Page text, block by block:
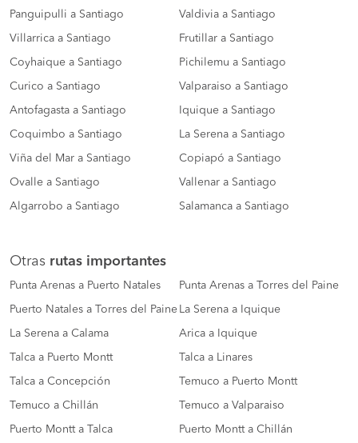
Panguipulli a Santiago Valdivia a Santiago
Villarrica a Santiago Frutillar a Santiago
Coyhaique a Santiago Pichilemu a Santiago
Curico a Santiago Valparaiso a Santiago
Antofagasta a Santiago Iquique a Santiago
Coquimbo a Santiago La Serena a Santiago
Viña del Mar a Santiago Copiapó a Santiago
Ovalle a Santiago Vallenar a Santiago
Algarrobo a Santiago Salamanca a Santiago
Otras rutas importantes
Punta Arenas a Puerto Natales Punta Arenas a Torres del Paine
Puerto Natales a Torres del Paine La Serena a Iquique
La Serena a Calama Arica a Iquique
Talca a Puerto Montt Talca a Linares
Talca a Concepción Temuco a Puerto Montt
Temuco a Chillán Temuco a Valparaiso
Puerto Montt a Talca Puerto Montt a Chillán